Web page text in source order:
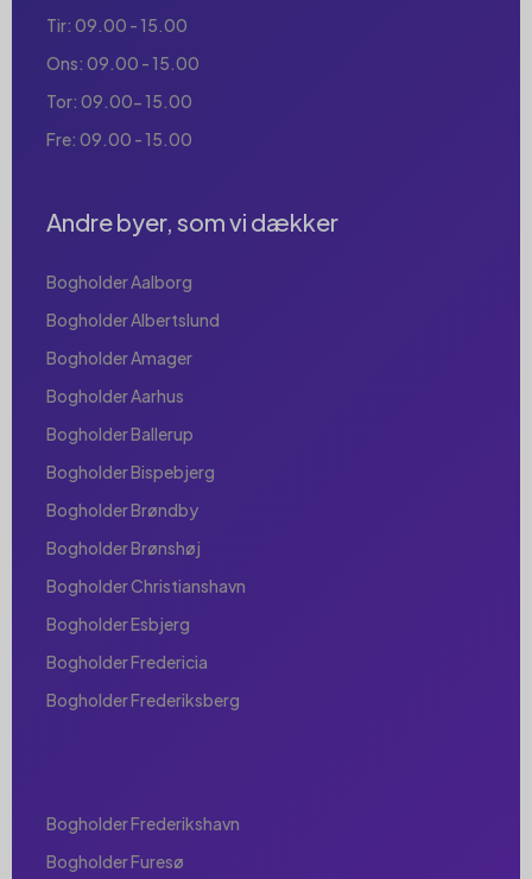
Tir: 09.00 - 15.00
Ons: 09.00 - 15.00
Tor: 09.00- 15.00
Fre: 09.00 - 15.00
Andre byer, som vi dækker
Bogholder Aalborg
Bogholder Albertslund
Bogholder Amager
Bogholder Aarhus
Bogholder Ballerup
Bogholder Bispebjerg
Bogholder Brøndby
Bogholder Brønshøj
Bogholder Christianshavn
Bogholder Esbjerg
Bogholder Fredericia
Bogholder Frederiksberg
Bogholder Frederikshavn
Bogholder Furesø